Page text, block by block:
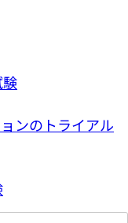
ンのトライアル